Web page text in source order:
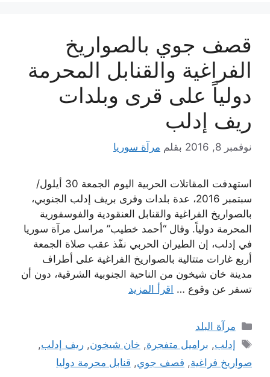
قصف جوي بالصواريخ
الفراغية والقنابل المحرمة
دولياً على قرى وبلدات
ريف إدلب
نوفمبر 8, 2016 بقلم مرآة سوريا
استهدفت المقاتلات الحربية اليوم الجمعة 30 أيلول/
سبتمبر 2016، عدة بلدات وقرى بريف إدلب الجنوبي،
بالصواريخ الفراغية والقنابل العنقودية والفوسفورية
المحرمة دولياً. وقال “أحمد خطيب” مراسل مرآة سوريا
في إدلب، إن الطيران الحربي نفّذ عقب صلاة الجمعة
أربع غارات متتالية بالصواريخ الفراغية على أطراف
مدينة خان شيخون من الناحية الجنوبية الشرقية، دون أن
تسفر عن وقوع … اقرأ المزيد
التصنيفات
مرآة البلد
الوسوم
إدلب, براميل متفجرة, خان شيخون,ريف إدلب,
صواريخ فراغية, قصف جوي, قنابل محرمة دوليا